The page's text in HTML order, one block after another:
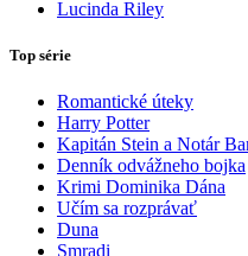
Lucinda Riley
Top série
Romantické úteky
Harry Potter
Kapitán Stein a Notár
Denník odvážneho bojka
Krimi Dominika Dána
Učím sa rozprávať
Duna
Smradi